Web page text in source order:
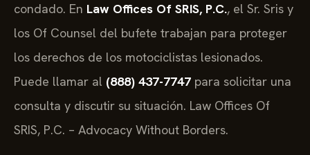
condado. En Law Offices Of SRIS, P.C., el Sr. Sris y
los Of Counsel del bufete trabajan para proteger
los derechos de los motociclistas lesionados.
Puede llamar al (888) 437-7747 para solicitar una
consulta y discutir su situación. Law Offices Of
SRIS, P.C. – Advocacy Without Borders.